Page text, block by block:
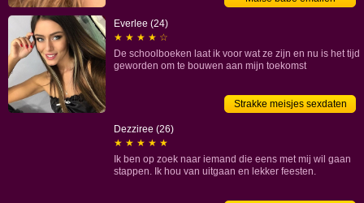
Nieuwkoop
Nissewaard
Noordwijk
Oegstgeest
Papendrecht
Pijnacker-Nootdorp
Everlee (24)
★ ★ ★ ★ ☆
De schoolboeken laat ik voor wat ze zijn en nu is het tijd
geworden om te bouwen aan mijn toekomst
Strakke meisjes sexdaten
Dezziree (26)
★ ★ ★ ★ ★
Ik ben op zoek naar iemand die eens met mij wil gaan
stappen. Ik hou van uitgaan en lekker feesten.